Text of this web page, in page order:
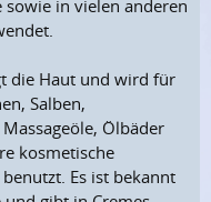
sowie in vielen anderen
die Haut und wird für
Salben,
Ölbäder
kosmetische
Es ist bekannt